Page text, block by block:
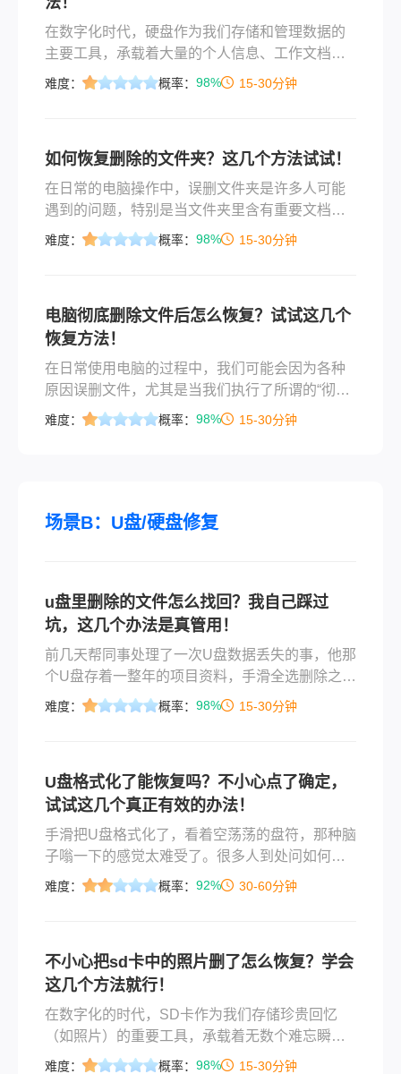
在数字化时代，硬盘作为我们存储和管理数据的
主要工具，承载着大量的个人信息、工作文档、
照片视频等重要内容。然而，有时候我们可能会
细解答。
难度： 概率： 98% 15-30分钟
如何恢复删除的文件夹？这几个方法试试！
​在日常的电脑操作中，误删文件夹是许多人可能
遇到的问题，特别是当文件夹里含有重要文档、
照片或工作资料时，这种意外可能造成不小的困
同的途径来尝试恢复已删除的文件夹，从简单的
回收站恢复到使用专业的数据恢复软件，甚至是
求助于专业数据恢复服务。
难度： 概率： 98% 15-30分钟
电脑彻底删除文件后怎么恢复？试试这几个
恢复方法！
在日常使用电脑的过程中，我们可能会因为各种
原因误删文件，尤其是当我们执行了所谓的“彻底
删除”操作后，这些文件似乎就从我们的电脑中彻
策略与技巧。
难度： 概率： 98% 15-30分钟
场景B：U盘/硬盘修复
u盘里删除的文件怎么找回？我自己踩过
坑，这几个办法是真管用！
前几天帮同事处理了一次U盘数据丢失的事，他那
个U盘存着一整年的项目资料，手滑全选删除之后
整个人都傻了。其实这种情况特别常见，很多人
键是你得在对的时间用对的方法。
难度： 概率： 98% 15-30分钟
U盘格式化了能恢复吗？不小心点了确定，
试试这几个真正有效的办法！
手滑把U盘格式化了，看着空荡荡的盘符，那种脑
子嗡一下的感觉太难受了。很多人到处问如何恢
复被格式化的u盘数据文件，其实只要没往里存新
分区丢失及物理损坏等常见情况。
难度： 概率： 92% 30-60分钟
不小心把sd卡中的照片删了怎么恢复？学会
这几个方法就行！
在数字化的时代，SD卡作为我们存储珍贵回忆
（如照片）的重要工具，承载着无数个难忘瞬
间。然而，由于误操作或其他原因，这些宝贵的
难度： 概率： 98% 15-30分钟